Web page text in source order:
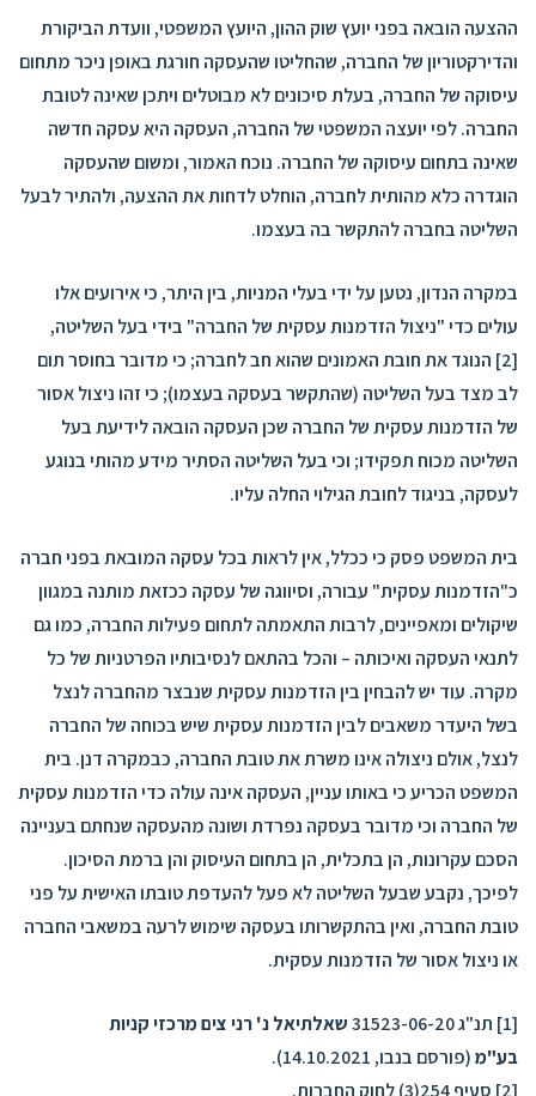
ההצעה הובאה בפני יועץ שוק ההון, היועץ המשפטי, וועדת הביקורת
והדירקטוריון של החברה, שהחליטו שהעסקה חורגת באופן ניכר מתחום
עיסוקה של החברה, בעלת סיכונים לא מבוטלים ויתכן שאינה לטובת
החברה. לפי יועצה המשפטי של החברה, העסקה היא עסקה חדשה
שאינה בתחום עיסוקה של החברה. נוכח האמור, ומשום שהעסקה
הוגדרה כלא מהותית לחברה, הוחלט לדחות את ההצעה, ולהתיר לבעל
השליטה בחברה להתקשר בה בעצמו.
במקרה הנדון, נטען על ידי בעלי המניות, בין היתר, כי אירועים אלו
עולים כדי "ניצול הזדמנות עסקית של החברה" בידי בעל השליטה,
[2] הנוגד את חובת האמונים שהוא חב לחברה; כי מדובר בחוסר תום
לב מצד בעל השליטה (שהתקשר בעסקה בעצמו); כי זהו ניצול אסור
של הזדמנות עסקית של החברה שכן העסקה הובאה לידיעת בעל
השליטה מכוח תפקידו; וכי בעל השליטה הסתיר מידע מהותי בנוגע
לעסקה, בניגוד לחובת הגילוי החלה עליו.
בית המשפט פסק כי ככלל, אין לראות בכל עסקה המובאת בפני חברה
כ"הזדמנות עסקית" עבורה, וסיווגה של עסקה ככזאת מותנה במגוון
שיקולים ומאפיינים, לרבות התאמתה לתחום פעילות החברה, כמו גם
לתנאי העסקה ואיכותה – והכל בהתאם לנסיבותיו הפרטניות של כל
מקרה. עוד יש להבחין בין הזדמנות עסקית שנבצר מהחברה לנצל
בשל היעדר משאבים לבין הזדמנות עסקית שיש בכוחה של החברה
לנצל, אולם ניצולה אינו משרת את טובת החברה, כבמקרה דנן. בית
המשפט הכריע כי באותו עניין, העסקה אינה עולה כדי הזדמנות עסקית
של החברה וכי מדובר בעסקה נפרדת ושונה מהעסקה שנחתם בעניינה
הסכם עקרונות, הן בתכלית, הן בתחום העיסוק והן ברמת הסיכון.
לפיכך, נקבע שבעל השליטה לא פעל להעדפת טובתו האישית על פני
טובת החברה, ואין בהתקשרותו בעסקה שימוש לרעה במשאבי החברה
או ניצול אסור של הזדמנות עסקית.
[1] תנ"ג 31523-06-20
שאלתיאל נ' רני צים מרכזי קניות
בע"מ(פורסם בנבו, 14.10.2021).
[2] סעיף 254(3) לחוק החברות.